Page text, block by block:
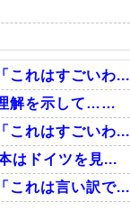
これはすごいわ...
解を示して……
これはすごいわ...
はドイツを見...
これは言い訳で...